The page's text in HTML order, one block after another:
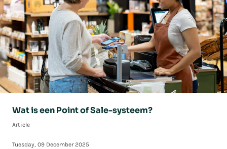
Wat is een Point of Sale-systeem?
Article
Tuesday, 09 December 2025